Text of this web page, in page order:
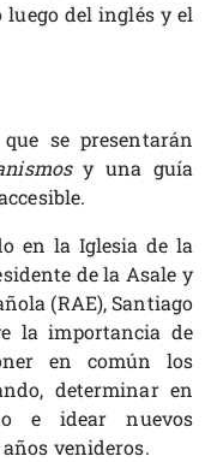
del inglés y el
se presentarán
y una guía
en la Iglesia de la
de la Asale y
(RAE), Santiago
la importancia de
en común los
determinar en
e idear nuevos
venideros.